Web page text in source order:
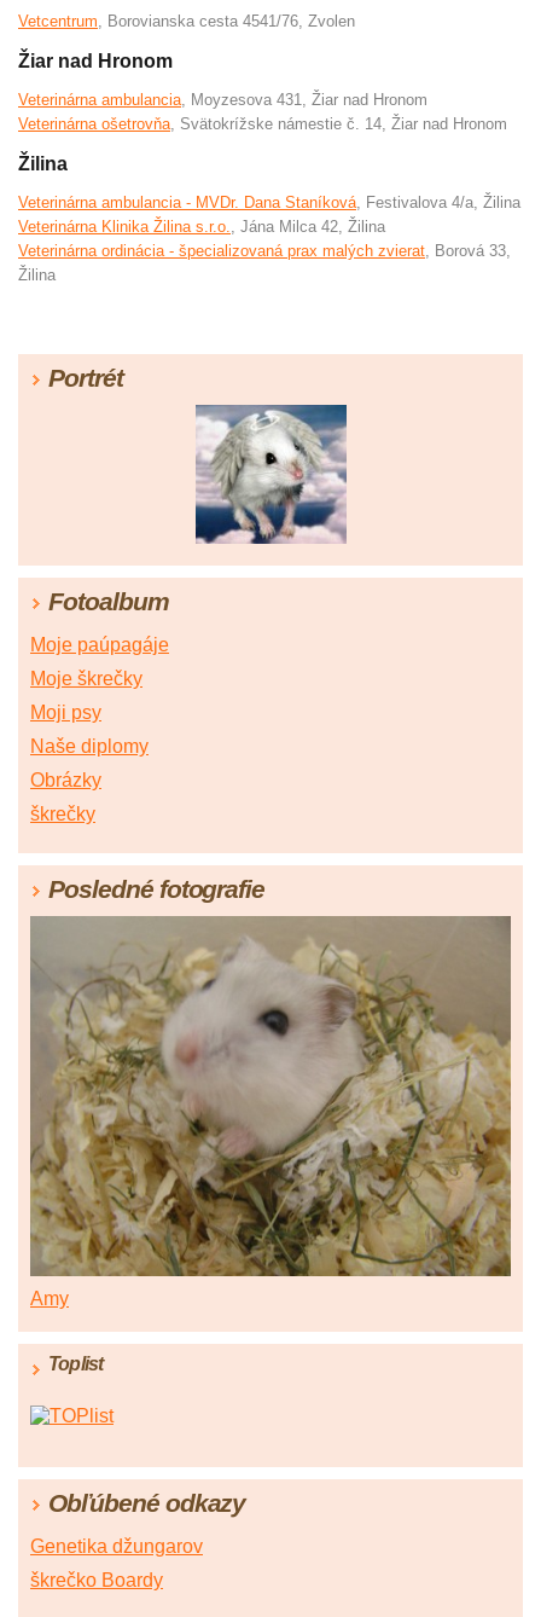
Vetcentrum, Borovianska cesta 4541/76, Zvolen
Žiar nad Hronom
Veterinárna ambulancia, Moyzesova 431, Žiar nad Hronom
Veterinárna ošetrovňa, Svätokrížske námestie č. 14, Žiar nad Hronom
Žilina
Veterinárna ambulancia - MVDr. Dana Staníková, Festivalova 4/a, Žilina
Veterinárna Klinika Žilina s.r.o., Jána Milca 42, Žilina
Veterinárna ordinácia - špecializovaná prax malých zvierat, Borová 33,
Žilina
Portrét
Fotoalbum
Moje paúpagáje
Moje škrečky
Moji psy
Naše diplomy
Obrázky
škrečky
Posledné fotografie
Amy
Toplist
Obľúbené odkazy
Genetika džungarov
škrečko Boardy